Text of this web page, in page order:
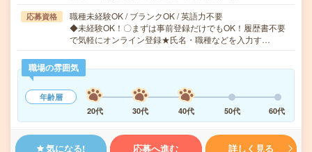
応募資格
職種未経験OK / ブランクOK / 英語力不要
◆未経験OK！〇まずは事前登録だけでもOK！履歴書不要
で気軽にオンライン登録★氏名・職種などを入力す…
職場の雰囲気
年齢層
20代
30代 40代 50代 60代
気になる! 応募へ進む 詳しく見る